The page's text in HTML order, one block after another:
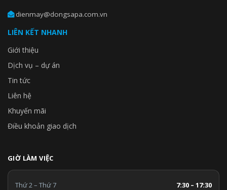
dienmay@dongsapa.com.vn
LIÊN KẾT NHANH
Giới thiệu
Dịch vụ – dự án
Tin tức
Liên hệ
Khuyến mãi
Điều khoản giao dịch
GIỜ LÀM VIỆC
Thứ 2 – Thứ 7
7:30 – 17:30